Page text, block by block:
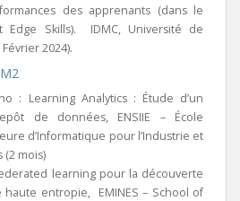
des apprenants (dans le
Edge Skills). IDMC, Université de
2024).
: Learning Analytics : Étude d’un
de données, ENSIIE – École
d’Informatique pour l’Industrie et
(2 mois)
learning pour la découverte
entropie, EMINES – School of